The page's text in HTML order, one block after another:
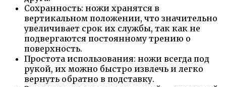
Сохранность: ножи хранятся в
вертикальном положении, что значительно
увеличивает срок их службы, так как не
подвергаются постоянному трению о
поверхность.
Простота использования: ножи всегда под
рукой, их можно быстро извлечь и легко
вернуть обратно в подставку.